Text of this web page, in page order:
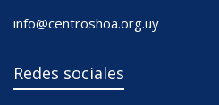
info@centroshoa.org.uy
Redes sociales